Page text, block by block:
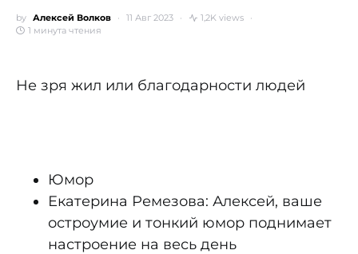
by Алексей Волков 11 Авг 2023
1,2K views
1 минута чтения
Не зря жил или благодарности людей
Юмор
Екатерина Ремезова: Алексей, ваше
остроумие и тонкий юмор поднимает
настроение на весь день